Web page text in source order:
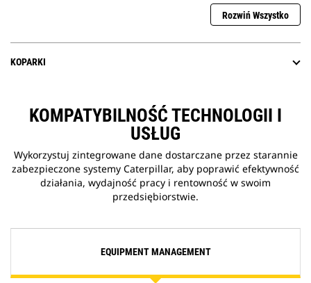
Rozwiń Wszystko
KOPARKI
KOMPATYBILNOŚĆ TECHNOLOGII I
USŁUG
Wykorzystuj zintegrowane dane dostarczane przez starannie
zabezpieczone systemy Caterpillar, aby poprawić efektywność
działania, wydajność pracy i rentowność w swoim
przedsiębiorstwie.
EQUIPMENT MANAGEMENT